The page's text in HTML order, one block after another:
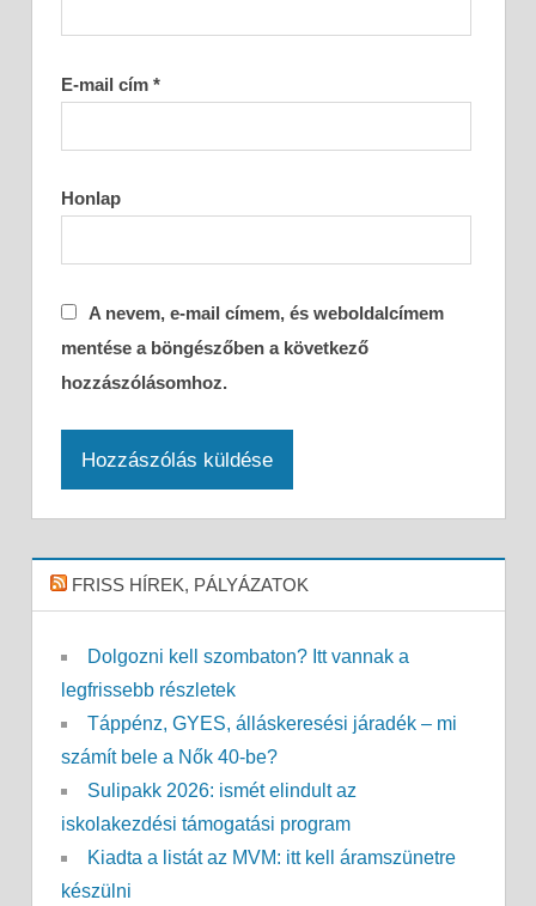
E-mail cím *
Honlap
A nevem, e-mail címem, és weboldalcímem
mentése a böngészőben a következő
hozzászólásomhoz.
FRISS HÍREK, PÁLYÁZATOK
Dolgozni kell szombaton? Itt vannak a
legfrissebb részletek
Táppénz, GYES, álláskeresési járadék – mi
számít bele a Nők 40-be?
Sulipakk 2026: ismét elindult az
iskolakezdési támogatási program
Kiadta a listát az MVM: itt kell áramszünetre
készülni